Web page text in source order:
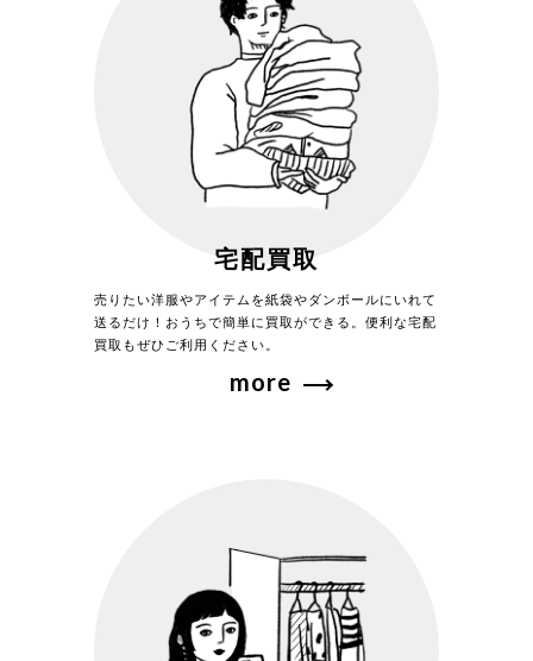
宅配買取
売りたい洋服やアイテムを紙袋やダンボールにいれて
送るだけ！おうちで簡単に買取ができる。便利な宅配
買取もぜひご利用ください。
more